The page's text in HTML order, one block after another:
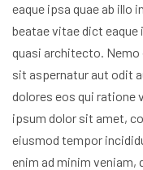
eaque ipsa quae ab
beatae vitae dict
quasi architecto.
sit aspernatur aut odit
dolores eos qui ratione
ipsum dolor sit amet,
eiusmod tempor
enim ad minim